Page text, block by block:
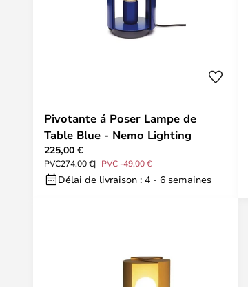
Pivotante á Poser Lampe de
Table Blue - Nemo Lighting
225,00 €
PVC274,00 € PVC -49,00 €
Délai de livraison : 4 - 6 semaines